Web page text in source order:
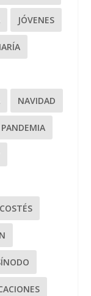
JÓVENES
NAVIDAD
PANDEMIA